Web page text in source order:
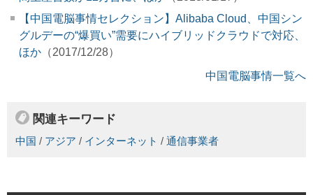
【中国電脳事情セレクション】Alibaba Cloud、中国シン
グルデーの“爆買い”需要にハイブリッドクラウドで対応、
ほか （2017/12/28）
中国電脳事情一覧へ
関連キーワード
中国 / アジア / インターネット / 通信事業者